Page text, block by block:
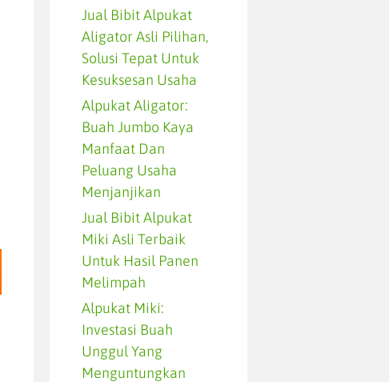
Jual Bibit Alpukat
Aligator Asli Pilihan,
Solusi Tepat Untuk
Kesuksesan Usaha
Alpukat Aligator:
Buah Jumbo Kaya
Manfaat Dan
Peluang Usaha
Menjanjikan
Jual Bibit Alpukat
Miki Asli Terbaik
Untuk Hasil Panen
Melimpah
Alpukat Miki:
Investasi Buah
Unggul Yang
Menguntungkan